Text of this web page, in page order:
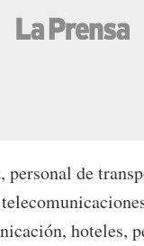
personal de
hoteles,